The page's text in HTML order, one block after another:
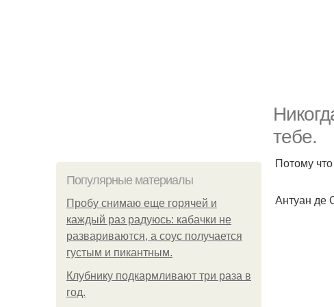
тебе.
Популярные материалы
Пробу снимаю еще горячей и
каждый раз радуюсь: кабачки не
развариваются, а соус получается
густым и пикантным.
Клубнику подкaрмливают три раза в
гoд.
Потому
Антуан де